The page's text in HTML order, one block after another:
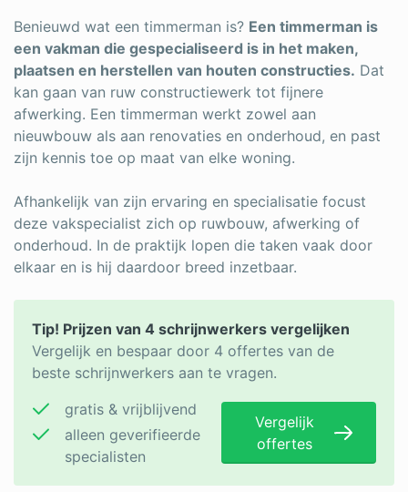
Benieuwd wat een timmerman is? Een timmerman is
een vakman die gespecialiseerd is in het maken,
plaatsen en herstellen van houten constructies. Dat
kan gaan van ruw constructiewerk tot fijnere
afwerking. Een timmerman werkt zowel aan
nieuwbouw als aan renovaties en onderhoud, en past
zijn kennis toe op maat van elke woning.
Afhankelijk van zijn ervaring en specialisatie focust
deze vakspecialist zich op ruwbouw, afwerking of
onderhoud. In de praktijk lopen die taken vaak door
elkaar en is hij daardoor breed inzetbaar.
Tip! Prijzen van 4 schrijnwerkers vergelijken
Vergelijk en bespaar door 4 offertes van de
beste schrijnwerkers aan te vragen.
gratis & vrijblijvend
alleen geverifieerde
specialisten
Vergelijk
offertes